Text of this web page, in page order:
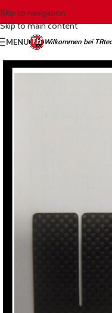
Skip to navigation
Skip to main content
MENU Wilkommen bei TRtec